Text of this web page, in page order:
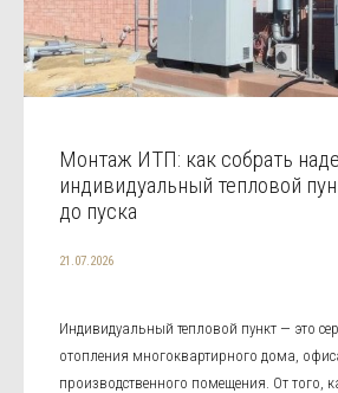
Монтаж ИТП: как собрать
индивидуальный тепловой
до пуска
21.07.2026
Индивидуальный тепловой пункт — это
отопления многоквартирного дома,
производственного помещения. От того,